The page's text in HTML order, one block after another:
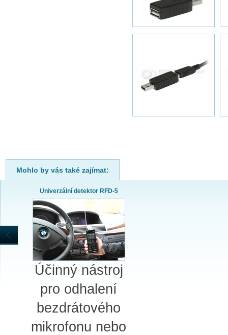
Mohlo by vás také zajímat:
Univerzální detektor RFD-5
Účinný nástroj
pro odhalení
bezdrátového
mikrofonu nebo